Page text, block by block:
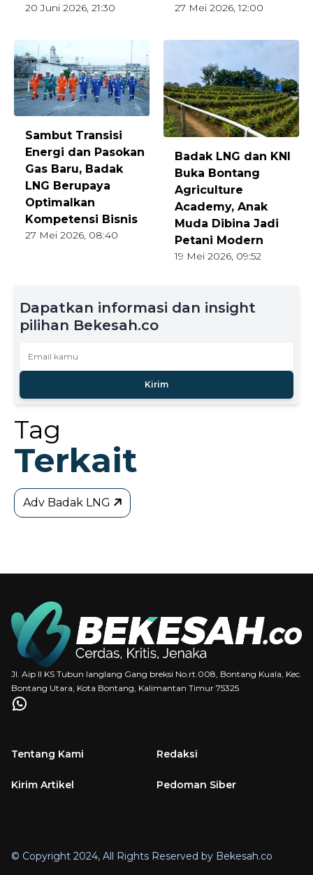
20 Juni 2026, 21:30 27 Mei 2026, 12:00
Sambut Transisi
Energi dan Pasokan
Gas Baru, Badak
LNG Berupaya
Optimalkan
Kompetensi Bisnis
27 Mei 2026, 08:40
Badak LNG dan KNI
Buka Bontang
Agriculture
Academy, Anak
Muda Dibina Jadi
Petani Modern
19 Mei 2026, 09:52
Dapatkan informasi dan insight
pilihan Bekesah.co
Kirim
Tag
Terkait
Adv Badak LNG
Jl. Aip II KS Tubun langlang Gang breksi No.rt.008, Bontang Kuala, Kec.
Bontang Utara, Kota Bontang, Kalimantan Timur 75325
Tentang Kami Redaksi
Kirim Artikel Pedoman Siber
© Copyright 2024, All Rights Reserved by Bekesah.co